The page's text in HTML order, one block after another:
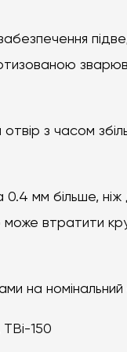
отвір з часом
0.4 мм більше,
може втратити
на
TBi-150